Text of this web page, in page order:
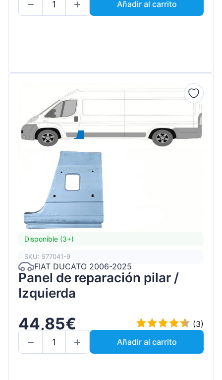
Añadir al carrito
Disponible (3+)
SKU: 577041-9
FIAT DUCATO 2006-2025
Panel de reparación pilar /
Izquierda
44,85€
(3)
Añadir al carrito